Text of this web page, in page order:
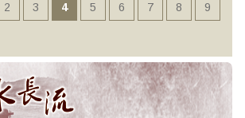
2 3 4 5 6 7 8 9